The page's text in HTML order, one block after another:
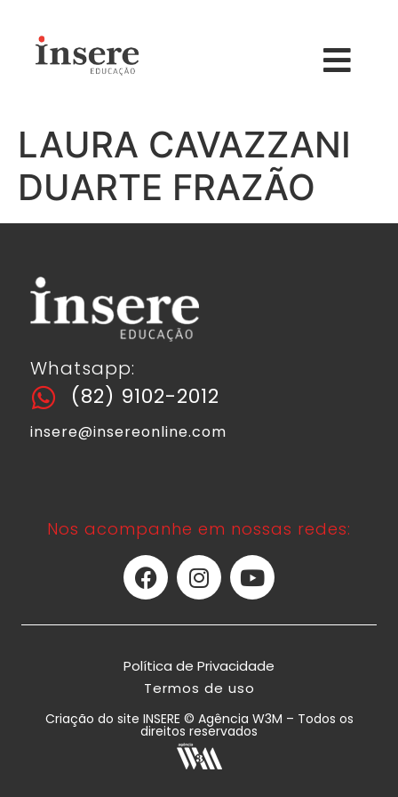
LAURA CAVAZZANI
DUARTE FRAZÃO
Whatsapp:
(82) 9102-2012
insere@insereonline.com
Nos acompanhe em nossas redes:
Política de Privacidade
Termos de uso
Criação do site INSERE © Agência W3M – Todos os
direitos reservados